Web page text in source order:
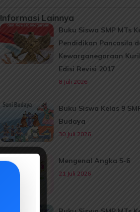
Informasi Lainnya
Buku Siswa SMP MTs
Pendidikan Pancasila
Kewarganegaraan
Edisi Revisi 2017
8 Juli 2026
Buku Siswa Kelas 9
Budaya
30 Juli 2026
Mengenal Angka 5-6
21 Juli 2026